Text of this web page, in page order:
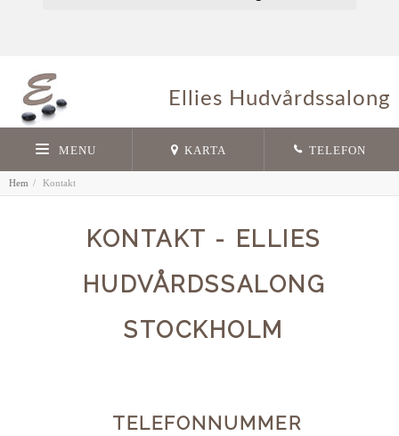
Ellies Hudvårdssalong
MENU KARTA TELEFON
Hem Kontakt
KONTAKT - ELLIES
HUDVÅRDSSALONG
STOCKHOLM
TELEFONNUMMER